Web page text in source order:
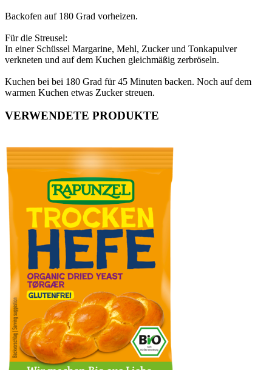
Backofen auf 180 Grad vorheizen.
Für die Streusel:
In einer Schüssel Margarine, Mehl, Zucker und Tonkapulver
verkneten und auf dem Kuchen gleichmäßig zerbröseln.
Kuchen bei bei 180 Grad für 45 Minuten backen. Noch auf dem
warmen Kuchen etwas Zucker streuen.
VERWENDETE PRODUKTE